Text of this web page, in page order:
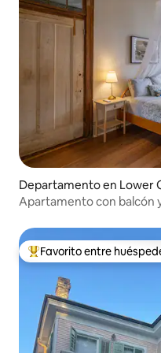
Departamento en Lower
Apartamento con balcón
De los mejores en
Favorito entre